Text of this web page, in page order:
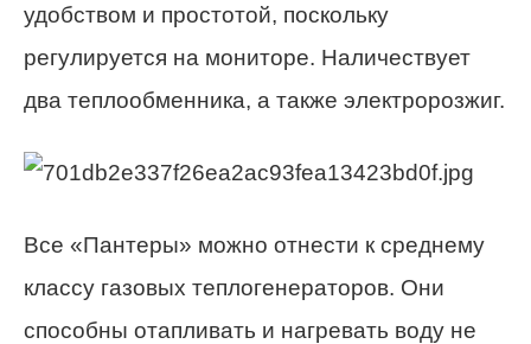
удобством и простотой, поскольку
регулируется на мониторе. Наличествует
два теплообменника, а также электророзжиг.
Все «Пантеры» можно отнести к среднему
классу газовых теплогенераторов. Они
способны отапливать и нагревать воду не